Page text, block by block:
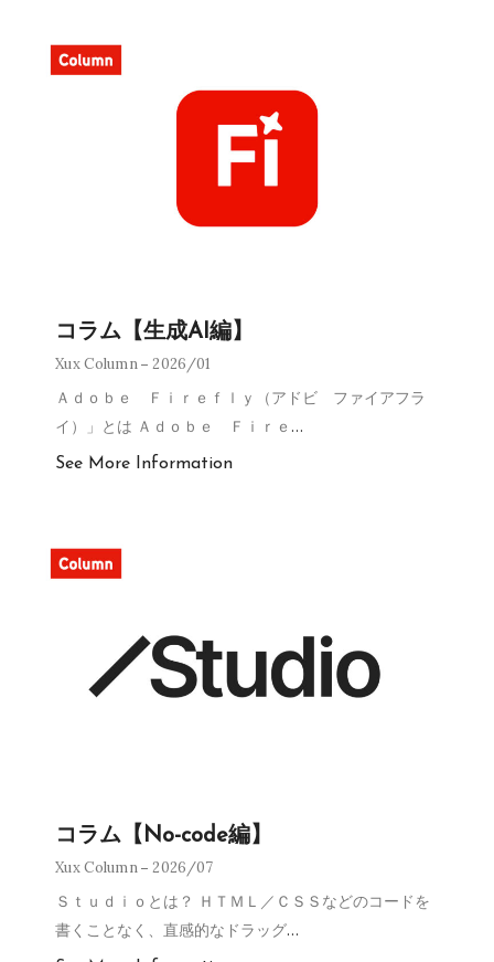
コラム【生成AI編】
Xux Column 2026/01
Ａｄｏｂｅ Ｆｉｒｅｆｌｙ（アドビ ファイアフラ
イ）」とは Ａｄｏｂｅ Ｆｉｒｅ …
See More Information
コラム【No-code編】
Xux Column 2026/07
Ｓｔｕｄｉｏとは？ ＨＴＭＬ／ＣＳＳなどのコードを
書くことなく、直感的なドラッグ…